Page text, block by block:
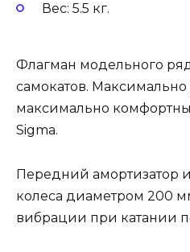
Вес: 5.5 кг.
Флагман модельного
самокатов.
максимально
Sigma.
Передний амортизатор
колеса диаметром 200
вибрации при катании